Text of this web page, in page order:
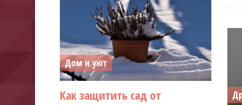
Дом и уют
Как защитить сад от